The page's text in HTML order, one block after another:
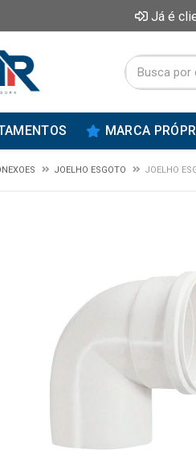
Já é
MARCA
JOELHO ESGOTO JOELHO